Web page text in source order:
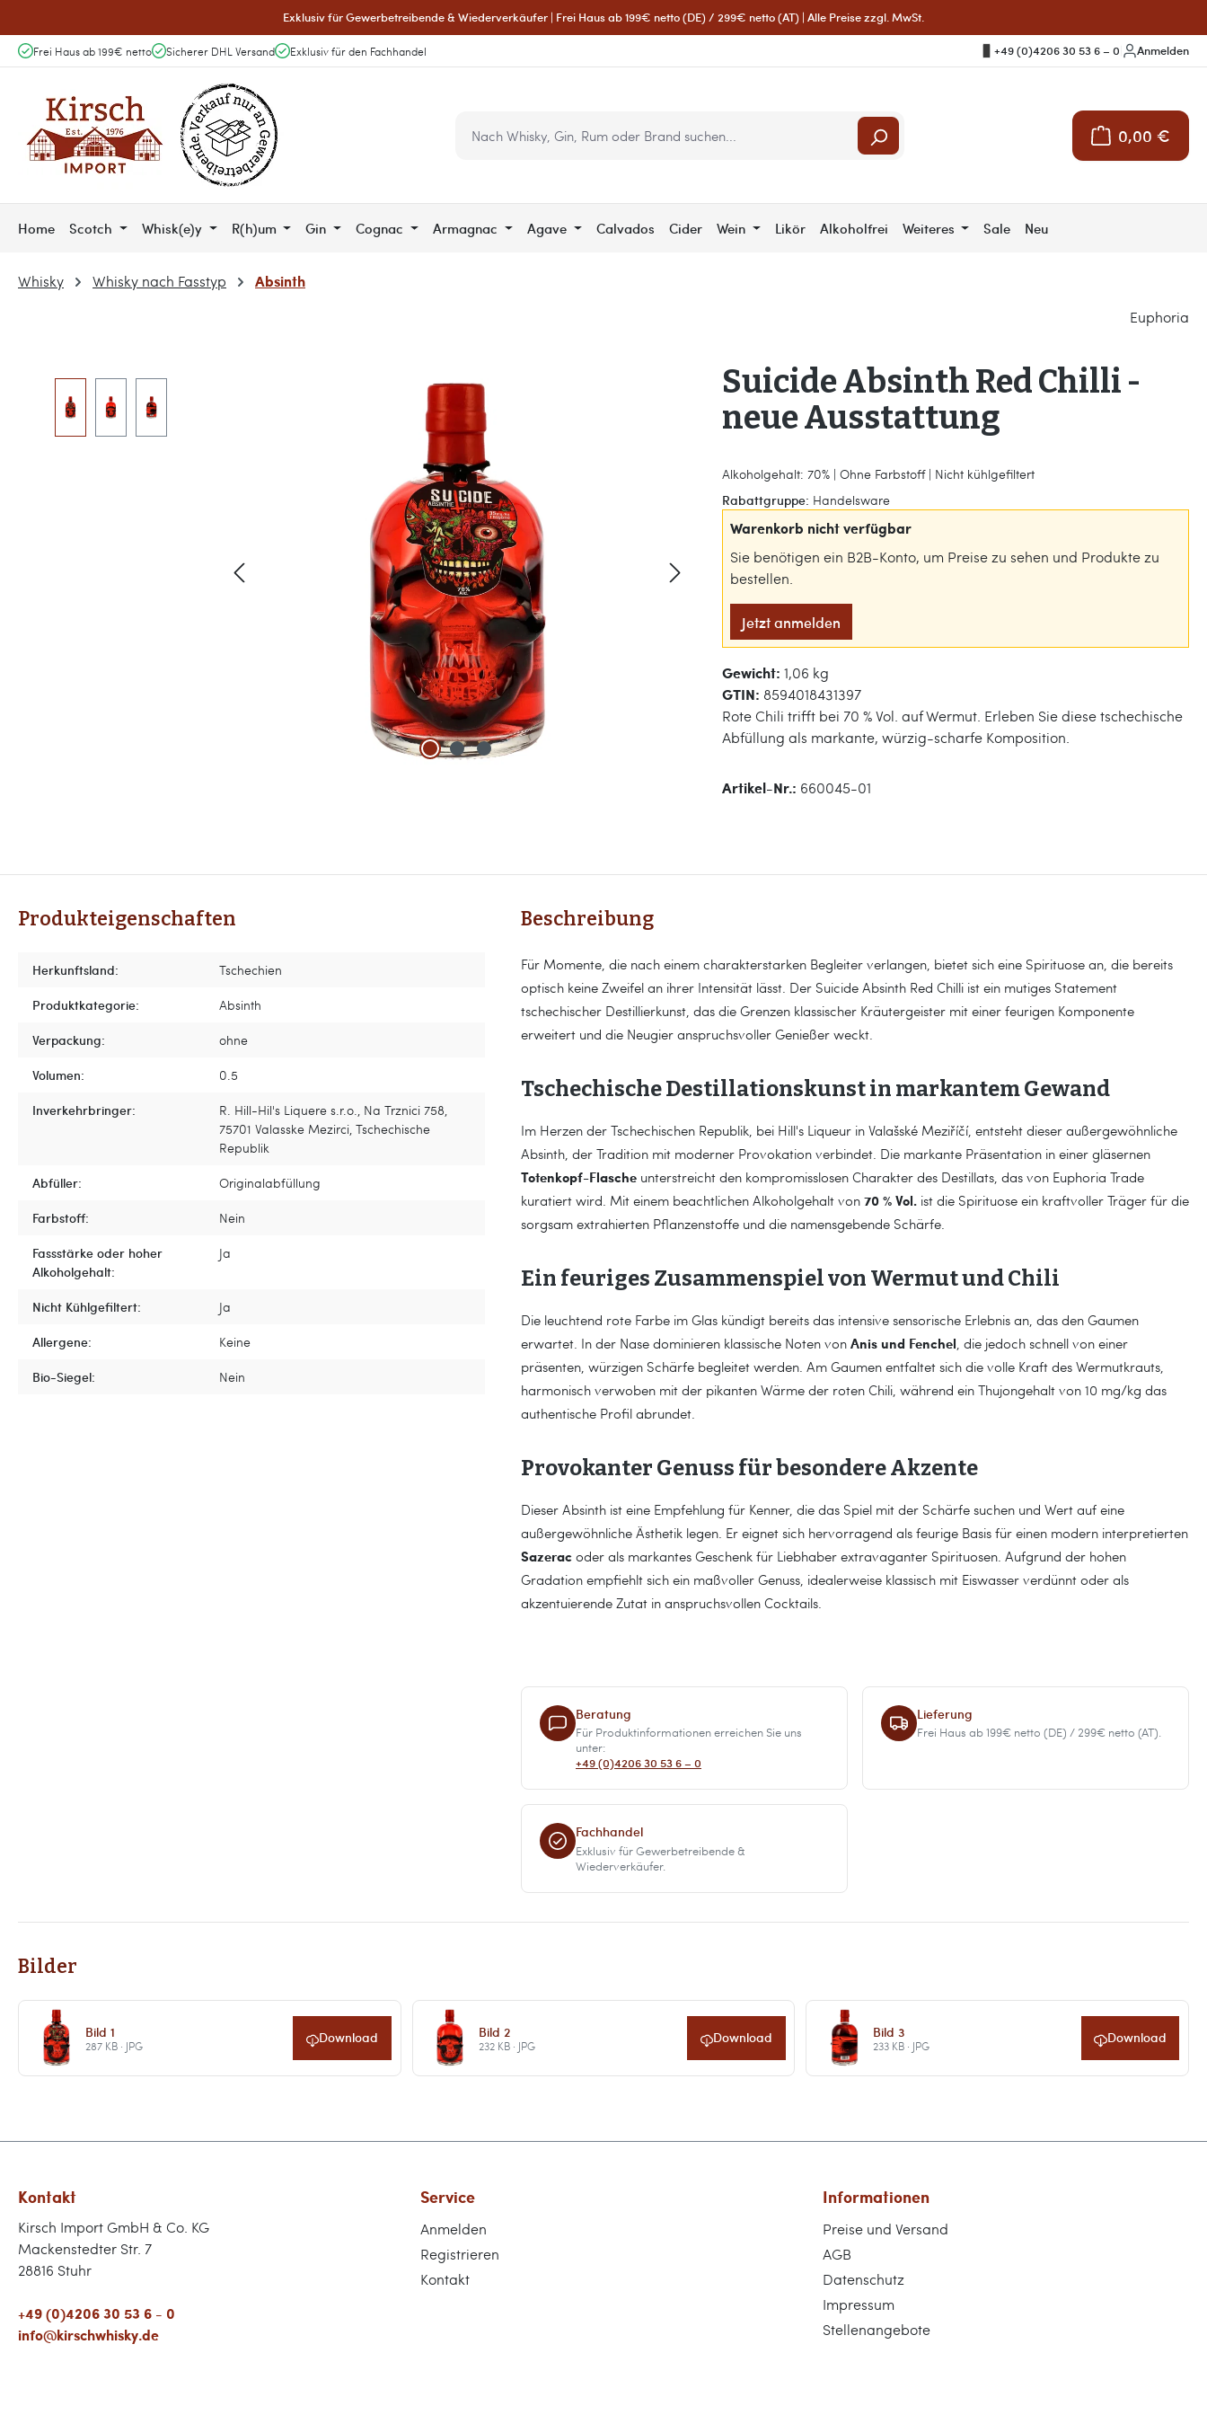
Exklusiv für Gewerbetreibende & Wiederverkäufer | Frei Haus ab 199€ netto (DE) / 299€ netto (AT) | Alle Preise zzgl. MwSt.
Frei Haus ab 199€ netto Sicherer DHL Versand Exklusiv für den Fachhandel +49 (0)4206 30 53 6 – 0 Anmelden
0,00 €
Warenkorb
Home Scotch Whisk(e)y R(h)um Gin Cognac Armagnac Agave Calvados Cider Wein Likör Alkoholfrei Weiteres Sale Neu
Whisky Whisky nach Fasstyp Absinth
Euphoria
Suicide Absinth Red Chilli -
neue Ausstattung
Alkoholgehalt: 70% | Ohne Farbstoff | Nicht kühlgefiltert
Rabattgruppe: Handelsware
Warenkorb nicht verfügbar
Sie benötigen ein B2B-Konto, um Preise zu sehen und Produkte zu
bestellen.
Jetzt anmelden
Gewicht: 1,06 kg
GTIN: 8594018431397
Rote Chili trifft bei 70 % Vol. auf Wermut. Erleben Sie diese tschechische
Abfüllung als markante, würzig-scharfe Komposition.
Artikel-Nr.: 660045-01
Produkteigenschaften
Herkunftsland:
Tschechien
Produktkategorie:
Absinth
Verpackung:
ohne
Volumen:
0.5
Inverkehrbringer:
R. Hill-Hil's Liquere s.r.o., Na Trznici 758,
75701 Valasske Mezirci, Tschechische
Republik
Abfüller:
Originalabfüllung
Farbstoff:
Nein
Fassstärke oder hoher
Alkoholgehalt:
Ja
Nicht Kühlgefiltert:
Ja
Allergene:
Keine
Bio-Siegel:
Nein
Beschreibung
Für Momente, die nach einem charakterstarken Begleiter verlangen, bietet sich eine Spirituose an, die bereits
optisch keine Zweifel an ihrer Intensität lässt. Der Suicide Absinth Red Chilli ist ein mutiges Statement
tschechischer Destillierkunst, das die Grenzen klassischer Kräutergeister mit einer feurigen Komponente
erweitert und die Neugier anspruchsvoller Genießer weckt.
Tschechische Destillationskunst in markantem Gewand
Im Herzen der Tschechischen Republik, bei Hill's Liqueur in Valašské Meziříčí, entsteht dieser außergewöhnliche
Absinth, der Tradition mit moderner Provokation verbindet. Die markante Präsentation in einer gläsernen
Totenkopf-Flasche unterstreicht den kompromisslosen Charakter des Destillats, das von Euphoria Trade
kuratiert wird. Mit einem beachtlichen Alkoholgehalt von 70 % Vol. ist die Spirituose ein kraftvoller Träger für die
sorgsam extrahierten Pflanzenstoffe und die namensgebende Schärfe.
Ein feuriges Zusammenspiel von Wermut und Chili
Die leuchtend rote Farbe im Glas kündigt bereits das intensive sensorische Erlebnis an, das den Gaumen
erwartet. In der Nase dominieren klassische Noten von Anis und Fenchel, die jedoch schnell von einer
präsenten, würzigen Schärfe begleitet werden. Am Gaumen entfaltet sich die volle Kraft des Wermutkrauts,
harmonisch verwoben mit der pikanten Wärme der roten Chili, während ein Thujongehalt von 10 mg/kg das
authentische Profil abrundet.
Provokanter Genuss für besondere Akzente
Dieser Absinth ist eine Empfehlung für Kenner, die das Spiel mit der Schärfe suchen und Wert auf eine
außergewöhnliche Ästhetik legen. Er eignet sich hervorragend als feurige Basis für einen modern interpretierten
Sazerac oder als markantes Geschenk für Liebhaber extravaganter Spirituosen. Aufgrund der hohen
Gradation empfiehlt sich ein maßvoller Genuss, idealerweise klassisch mit Eiswasser verdünnt oder als
akzentuierende Zutat in anspruchsvollen Cocktails.
Beratung
Für Produktinformationen erreichen Sie uns
unter:
+49 (0)4206 30 53 6 – 0
Lieferung
Frei Haus ab 199€ netto (DE) / 299€ netto (AT).
Fachhandel
Exklusiv für Gewerbetreibende &
Wiederverkäufer.
Bilder
Bild 1
287 KB · JPG Download Bild 2
232 KB · JPG Download Bild 3
233 KB · JPG Download
Kontakt
Kirsch Import GmbH & Co. KG
Mackenstedter Str. 7
28816 Stuhr
+49 (0)4206 30 53 6 - 0
info@kirschwhisky.de
Service
Anmelden
Registrieren
Kontakt
Informationen
Preise und Versand
AGB
Datenschutz
Impressum
Stellenangebote